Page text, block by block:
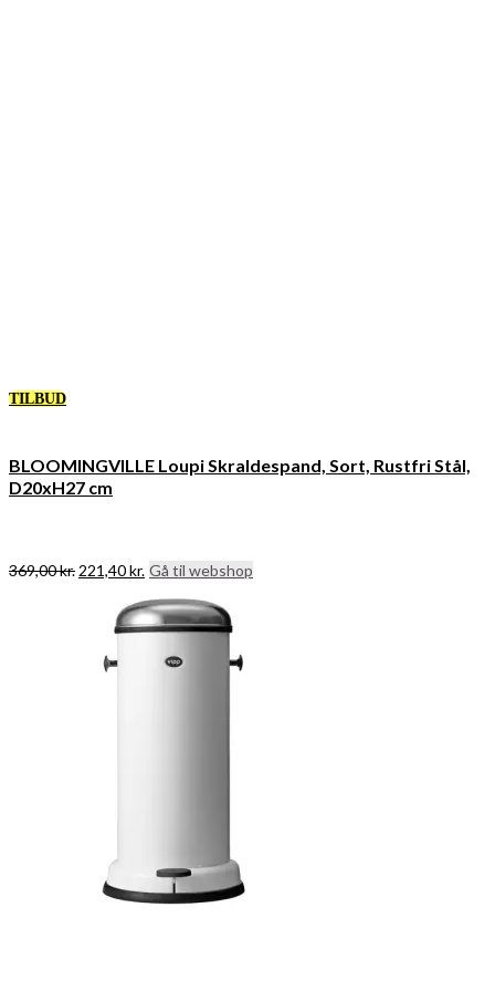
TILBUD
BLOOMINGVILLE Loupi Skraldespand, Sort, Rustfri Stål,
D20xH27 cm
369,00kr. Den
369,00 kr..
221,40kr. Den
pris
er:
Gå til webshop